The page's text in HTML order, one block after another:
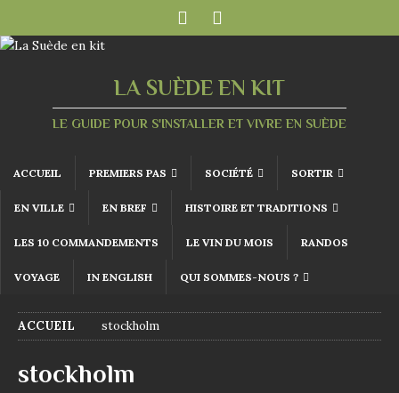
LA SUÈDE EN KIT
LE GUIDE POUR S'INSTALLER ET VIVRE EN SUÈDE
ACCUEIL PREMIERS PAS SOCIÉTÉ SORTIR
EN VILLE EN BREF HISTOIRE ET TRADITIONS
LES 10 COMMANDEMENTS LE VIN DU MOIS RANDOS
VOYAGE IN ENGLISH QUI SOMMES-NOUS ?
ACCUEIL stockholm
stockholm